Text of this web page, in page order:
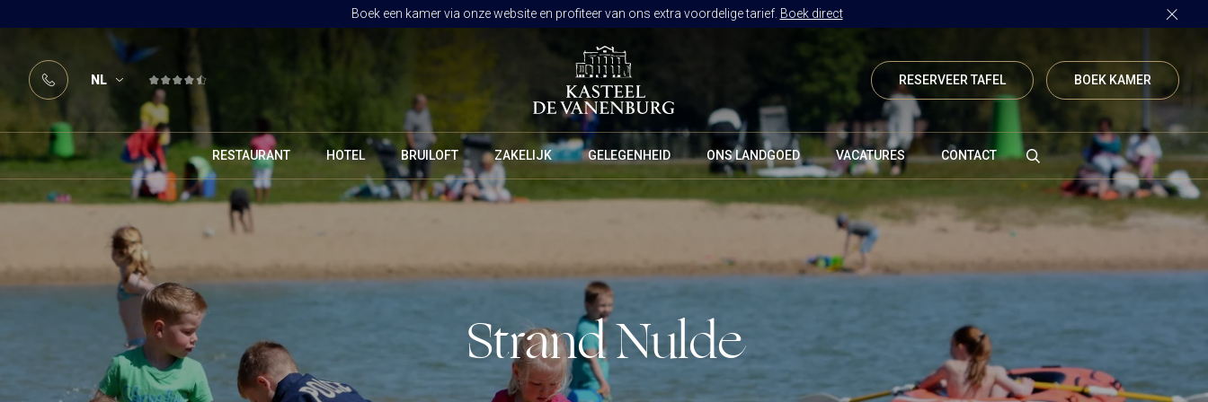
Boek een kamer via onze website en profiteer van ons extra voordelige tarief. Boek direct
NL RESERVEER TAFEL BOEK KAMER
RESTAURANT HOTEL BRUILOFT ZAKELIJK GELEGENHEID ONS LANDGOED VACATURES CONTACT
RESTAURANT DE VANENBURG
BRASSERIE DE HOEVE
CULINAIR GENIETEN ARRANGEMENT
KAMERS
ARRANGEMENTEN
Vanenburgerallee 13
info@vanenburg.nl
0341 375 454
Strand Nulde